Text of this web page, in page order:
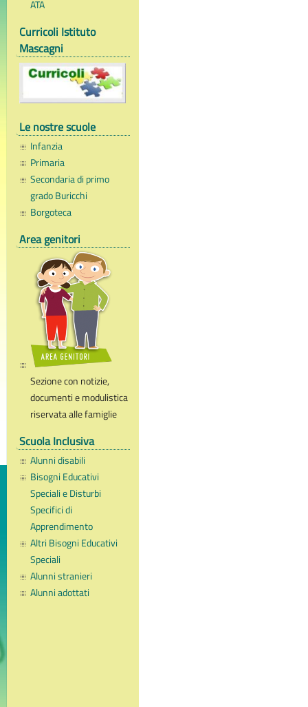
ATA
Curricoli Istituto
Mascagni
Le nostre scuole
Infanzia
Primaria
Secondaria di primo
grado Buricchi
Borgoteca
Area genitori
Sezione con notizie,
documenti e modulistica
riservata alle famiglie
Scuola Inclusiva
Alunni disabili
Bisogni Educativi
Speciali e Disturbi
Specifici di
Apprendimento
Altri Bisogni Educativi
Speciali
Alunni stranieri
Alunni adottati